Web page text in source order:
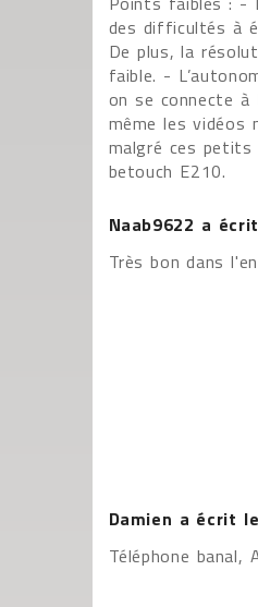
des difficultés à
De plus, la
faible. -
on se connecte
même les vidéos
malgré ces
betouch E210.
Naab9622 a
Très bon dans
Damien a écrit
Téléphone banal,